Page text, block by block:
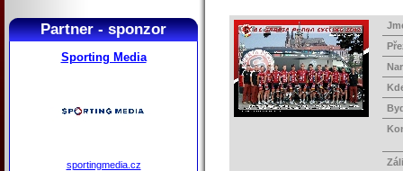
Partner - sponzor
Sporting Media
sportingmedia.cz